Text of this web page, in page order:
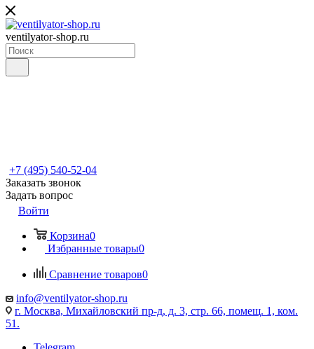
ventilyator-shop.ru
+7 (495) 540-52-04
Заказать звонок
Задать вопрос
Войти
Корзина0
Избранные товары0
Сравнение товаров0
info@ventilyator-shop.ru
г. Москва, Михайловский пр-д, д. 3, cтр. 66, помещ. 1, ком.
51.